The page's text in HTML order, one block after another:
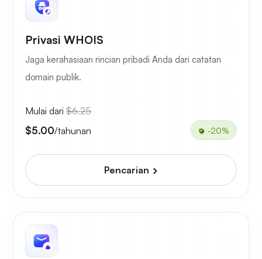
Privasi WHOIS
Jaga kerahasiaan rincian pribadi Anda dari catatan
domain publik.
Mulai dari $6.25
$5.00/tahunan -20%
Pencarian